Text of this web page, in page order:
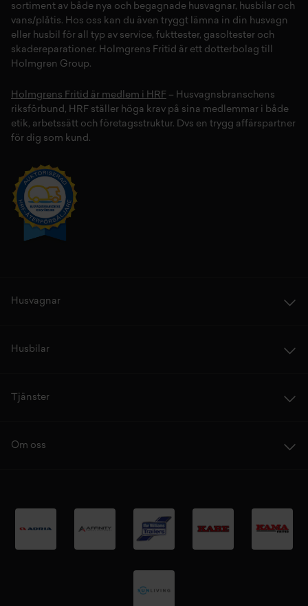
sortiment av både nya och begagnade husvagnar, husbilar och
vans/plåtis. Hos oss kan du även tryggt lämna in din husvagn
eller husbil för all typ av service, fukttester, gasoltester och
skadereparationer. Holmgrens Fritid är ett dotterbolag till
Holmgren Group.
Holmgrens Fritid är medlem i HRF – Husvagnsbranschens
riksförbund, HRF ställer höga krav på sina medlemmar i både
etik, arbetssätt och företagsstruktur. Dvs en trygg affärspartner
för dig som kund.
Husvagnar
Husbilar
Tjänster
Om oss